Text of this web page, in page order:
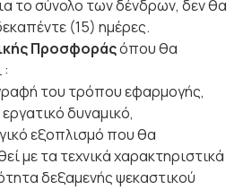
το σύνολο των δένδρων, δεν θα
(15) ημέρες.
Προσφοράςόπου θα
:
του τρόπου εφαρμογής,
δυναμικό,
εξοπλισμό που θα
με τα τεχνικά χαρακτηριστικά
δεξαμενής ψεκαστικού